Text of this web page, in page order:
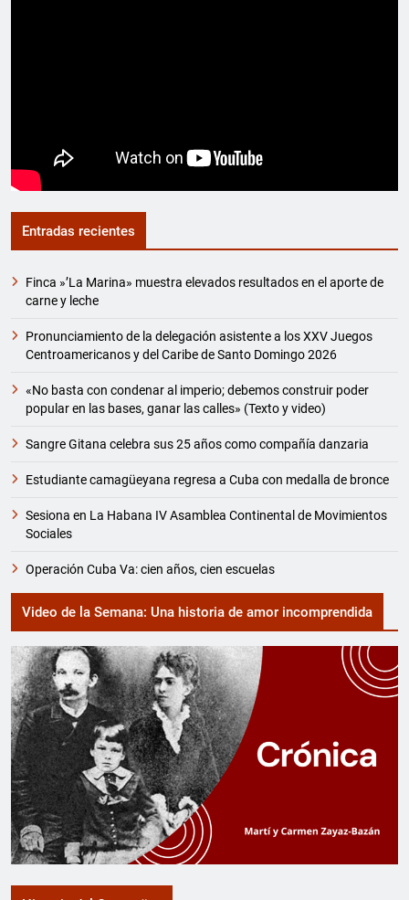
Entradas recientes
Finca »’La Marina» muestra elevados resultados en el aporte de
carne y leche
Pronunciamiento de la delegación asistente a los XXV Juegos
Centroamericanos y del Caribe de Santo Domingo 2026
«No basta con condenar al imperio; debemos construir poder
popular en las bases, ganar las calles» (Texto y video)
Sangre Gitana celebra sus 25 años como compañía danzaria
Estudiante camagüeyana regresa a Cuba con medalla de bronce
Sesiona en La Habana IV Asamblea Continental de Movimientos
Sociales
Operación Cuba Va: cien años, cien escuelas
Video de la Semana: Una historia de amor incomprendida